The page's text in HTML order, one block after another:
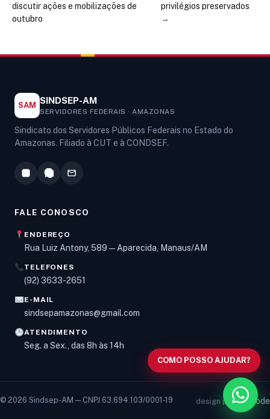
discutir ações e mobilizações de
outubro
privilégios preservados
→
SAM SINDSEP-AM
SERVIDORES FEDERAIS · AMAZONAS
Sindicato dos Servidores Públicos Federais no Estado do
Amazonas. Filiado à CUT e à CONDSEF.
FALE CONOSCO
ENDEREÇO
Rua Luiz Antony, 589 — Aparecida, Manaus/AM
TELEFONES
(92) 3633-2651
E-MAIL
sindsepamazonas@gmail.com
ATENDIMENTO
Seg. a Sex., das 8h às 14h
© 2026 Sindsep-AM — CNPJ 63.694.103/0001-19 design porvancode
COMO POSSO AJUDAR?
Olá! Digite um assunto e vou buscar em nossas